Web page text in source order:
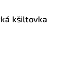
kšiltovka